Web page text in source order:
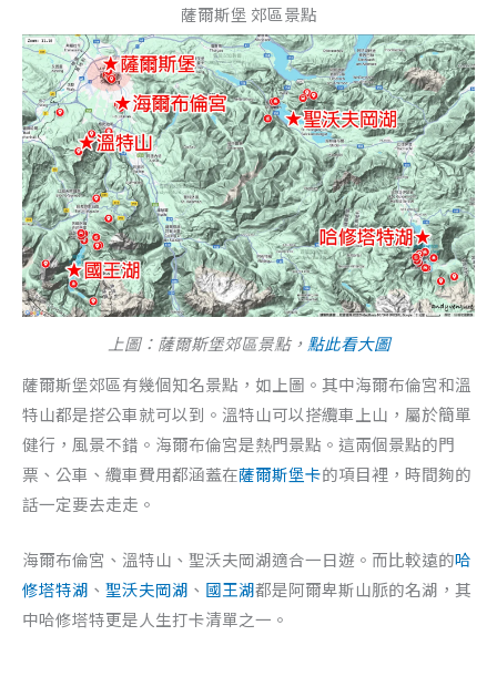
薩爾斯堡 郊區景點
上圖：薩爾斯堡郊區景點， 點此看大圖
薩爾斯堡郊區有幾個知名景點，如上圖。其中海爾布倫宮和溫
特山都是搭公車就可以到。溫特山可以搭纜車上山，屬於簡單
健行，風景不錯。海爾布倫宮是熱門景點。這兩個景點的門
票、公車、纜車費用都涵蓋在薩爾斯堡卡的項目裡，時間夠的
話一定要去走走。
海爾布倫宮、溫特山、聖沃夫岡湖適合一日遊。而比較遠的哈
修塔特湖 、 聖沃夫岡湖 、 國王湖都是阿爾卑斯山脈的名湖，其
中哈修塔特更是人生打卡清單之一。